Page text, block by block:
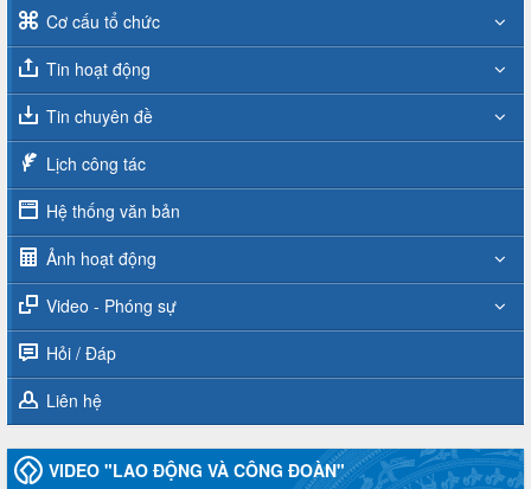
Cơ cấu tổ chức
Tin hoạt động
Tin chuyên đề
Lịch công tác
Hệ thống văn bản
Ảnh hoạt động
Video - Phóng sự
Hỏi / Đáp
Liên hệ
VIDEO "LAO ĐỘNG VÀ CÔNG ĐOÀN"